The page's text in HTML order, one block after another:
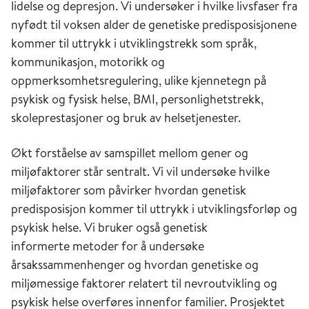
lidelse og depresjon. Vi undersøker i hvilke livsfaser fra
nyfødt til voksen alder de genetiske predisposisjonene
kommer til uttrykk i utviklingstrekk som språk,
kommunikasjon, motorikk og
oppmerksomhetsregulering, ulike kjennetegn på
psykisk og fysisk helse, BMI, personlighetstrekk,
skoleprestasjoner og bruk av helsetjenester.
Økt forståelse av samspillet mellom gener og
miljøfaktorer står sentralt. Vi vil undersøke hvilke
miljøfaktorer som påvirker hvordan genetisk
predisposisjon kommer til uttrykk i utviklingsforløp og
psykisk helse. Vi bruker også genetisk
informerte metoder for å undersøke
årsakssammenhenger og hvordan genetiske og
miljømessige faktorer relatert til nevroutvikling og
psykisk helse overføres innenfor familier. Prosjektet